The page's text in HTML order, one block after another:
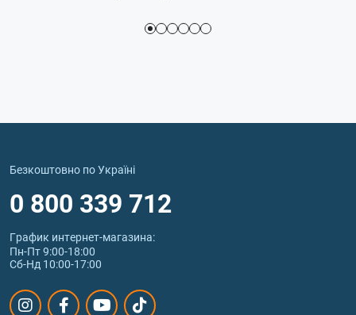
Безкоштовно по Україні
0 800 339 712
График интернет‑магазина:
Пн-Пт 9:00-18:00
Сб-Нд 10:00-17:00